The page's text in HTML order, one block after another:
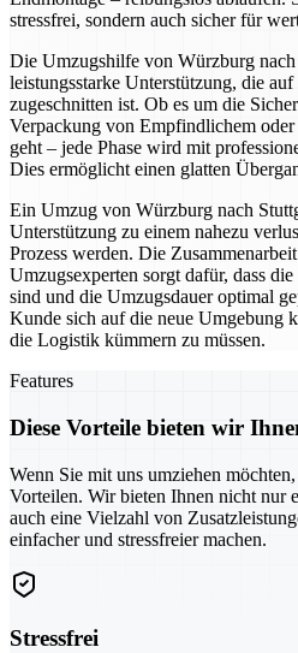
stressfrei, sondern auch sicher für
Die Umzugshilfe von Würzburg nach
leistungsstarke Unterstützung, die
zugeschnitten ist. Ob es um die
Verpackung von Empfindlichem
geht – jede Phase wird mit
Dies ermöglicht einen glatten
Ein Umzug von Würzburg nach
Unterstützung zu einem nahezu
Prozess werden. Die
Umzugsexperten sorgt dafür, dass
sind und die Umzugsdauer optimal
Kunde sich auf die neue Umgebung
die Logistik kümmern zu müssen.
Features
Diese Vorteile bieten wir
Wenn Sie mit uns umziehen
Vorteilen. Wir bieten Ihnen nicht nur
auch eine Vielzahl von
einfacher und stressfreier machen.
Stressfrei